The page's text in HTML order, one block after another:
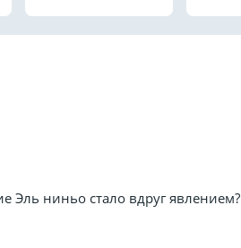
Эль ниньо стало вдруг явлением?